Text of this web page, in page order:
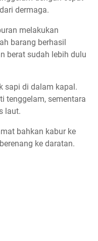
dermaga.
melakukan
barang berhasil
berat sudah lebih dulu
sapi di dalam kapal.
tenggelam, sementara
laut.
bahkan kabur ke
ke daratan.